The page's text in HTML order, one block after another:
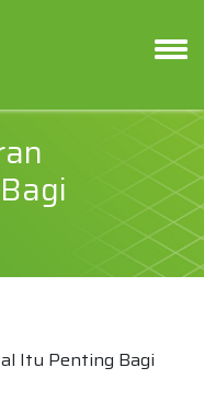
Itu Penting Bagi